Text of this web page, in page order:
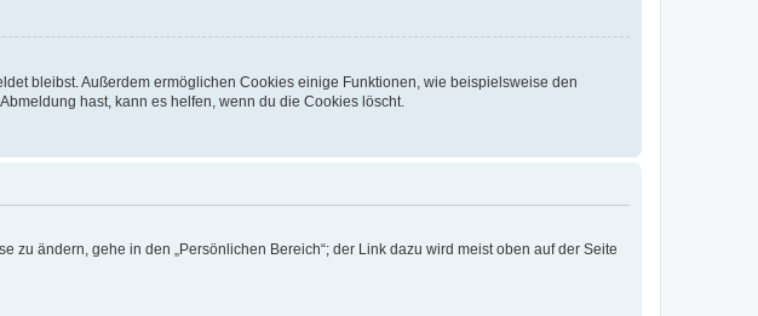
bleibst. Außerdem ermöglichen Cookies einige Funktionen, wie beispielsweise den
hast, kann es helfen, wenn du die Cookies löscht.
ändern, gehe in den „Persönlichen Bereich“; der Link dazu wird meist oben auf der Seite